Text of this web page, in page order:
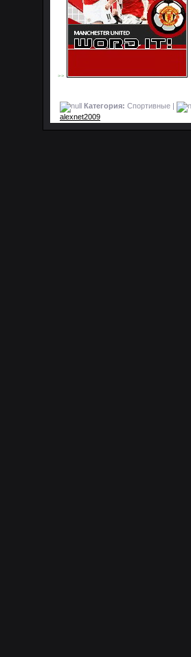
>>
Категория: Спортивные |
alexnet2009